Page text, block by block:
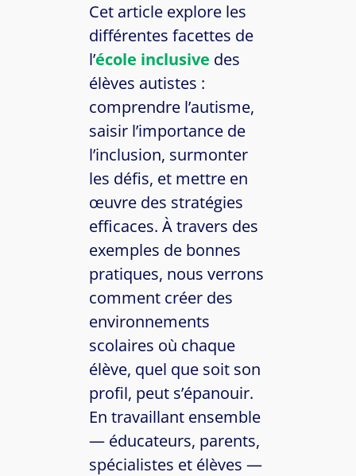
Cet article explore les
différentes facettes de
l’école inclusive des
élèves autistes :
comprendre l’autisme,
saisir l’importance de
l’inclusion, surmonter
les défis, et mettre en
œuvre des stratégies
efficaces. À travers des
exemples de bonnes
pratiques, nous verrons
comment créer des
environnements
scolaires où chaque
élève, quel que soit son
profil, peut s’épanouir.
En travaillant ensemble
— éducateurs, parents,
spécialistes et élèves —